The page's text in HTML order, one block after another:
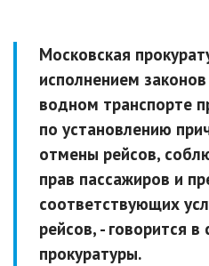
Московская
исполнением
водном транспорте
по установлению
отмены рейсов,
прав пассажиров и
соответствующих
рейсов, - говорится
прокуратуры.